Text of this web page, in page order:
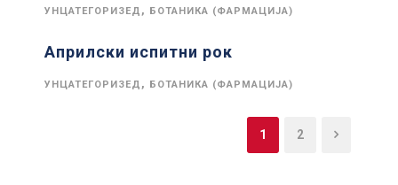
УНЦАТЕГОРИЗЕД , БОТАНИКА (ФАРМАЦИЈА)
Априлски испитни рок
УНЦАТЕГОРИЗЕД , БОТАНИКА (ФАРМАЦИЈА)
1 2